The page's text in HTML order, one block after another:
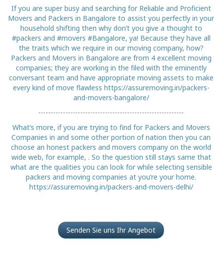
If you are super busy and searching for Reliable and Proficient
Movers and Packers in Bangalore to assist you perfectly in your
household shifting then why don’t you give a thought to
#packers and #movers #Bangalore, ya! Because they have all
the traits which we require in our moving company, how?
Packers and Movers in Bangalore are from 4 excellent moving
companies; they are working in the filed with the eminently
conversant team and have appropriate moving assets to make
every kind of move flawless https://assuremoving.in/packers-
and-movers-bangalore/
What’s more, if you are trying to find for Packers and Movers
Companies in and some other portion of nation then you can
choose an honest packers and movers company on the world
wide web, for example, . So the question still stays same that
what are the qualities you can look for while selecting sensible
packers and moving companies at you’re your home.
https://assuremoving.in/packers-and-movers-delhi/
Senden Sie uns Ihr Angebot